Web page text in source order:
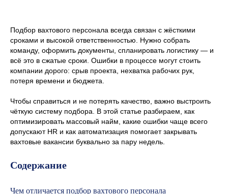
Подбор вахтового персонала всегда связан с жёсткими
сроками и высокой ответственностью. Нужно собрать
команду, оформить документы, спланировать логистику — и
всё это в сжатые сроки. Ошибки в процессе могут стоить
компании дорого: срыв проекта, нехватка рабочих рук,
потеря времени и бюджета.
Чтобы справиться и не потерять качество, важно выстроить
чёткую систему подбора. В этой статье разбираем, как
оптимизировать массовый найм, какие ошибки чаще всего
допускают HR и как автоматизация помогает закрывать
вахтовые вакансии буквально за пару недель.
Содержание
Чем отличается подбор вахтового персонала